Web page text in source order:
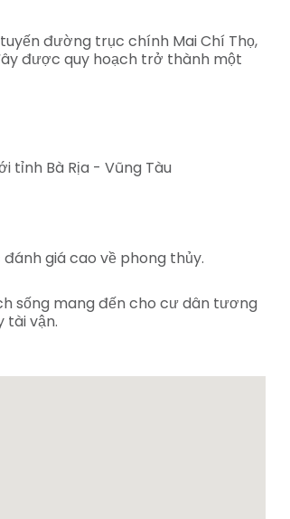
đường trục chính Mai Chí Thọ,
được quy hoạch trở thành một
tỉnh Bà Rịa - Vũng Tàu
giá cao về phong thủy.
sống mang đến cho cư dân tương
tài vận.